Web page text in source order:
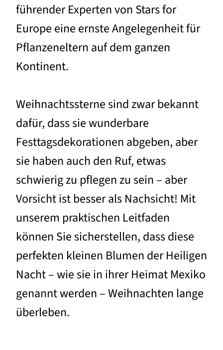
führender Experten von Stars for
Europe eine ernste Angelegenheit für
Pflanzeneltern auf dem ganzen
Kontinent.
Weihnachtssterne sind zwar bekannt
dafür, dass sie wunderbare
Festtagsdekorationen abgeben, aber
sie haben auch den Ruf, etwas
schwierig zu pflegen zu sein – aber
Vorsicht ist besser als Nachsicht! Mit
unserem praktischen Leitfaden
können Sie sicherstellen, dass diese
perfekten kleinen Blumen der Heiligen
Nacht – wie sie in ihrer Heimat Mexiko
genannt werden – Weihnachten lange
überleben.